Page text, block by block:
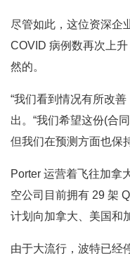
尽管如此，这位资深企
COVID 病例数再次上
然的。
“我们看到情况有所改
出。“我们希望这份(合
但我们在预测方面也保
Porter 运营着飞往加拿
空公司目前拥有 29 架
计划向加拿大、美国和
由于大流行，波特已经